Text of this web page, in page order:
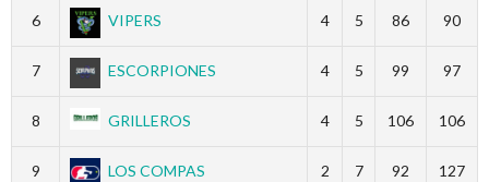
6 VIPERS 4 5 86 90
7 ESCORPIONES 4 5 99 97
8 GRILLEROS 4 5 106 106
9 LOS COMPAS 2 7 92 127